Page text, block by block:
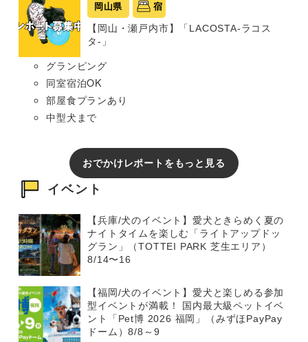
岡山県 宿
【岡山・瀬戸内市】「LACOSTA-ラコス
タ-」
グランピング
同室宿泊OK
部屋食プランあり
中型犬まで
おでかけレポートをもっと見る
イベント
【兵庫/犬のイベント】愛犬ときらめく夏の
ナイトタイムを楽しむ「ライトアップドッ
グラン」（TOTTEI PARK 芝生エリア）
8/14〜16
【福岡/犬のイベント】愛犬と楽しめる参加
型イベントが満載！ 国内最大級ペットイベ
ント「Pet博 2026 福岡」（みずほPayPay
ドーム）8/8～9